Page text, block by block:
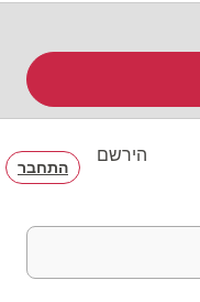
הירשם
התחבר